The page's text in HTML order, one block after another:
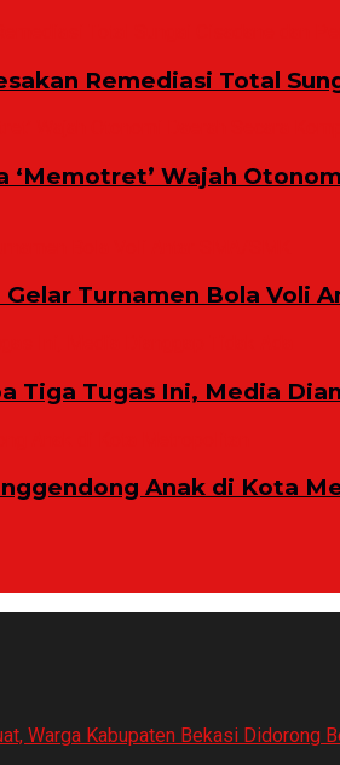
Remediasi Total
‘Memotret’ Wajah
Turnamen Bola Voli
Tiga Tugas Ini, Media
Anak di Kota